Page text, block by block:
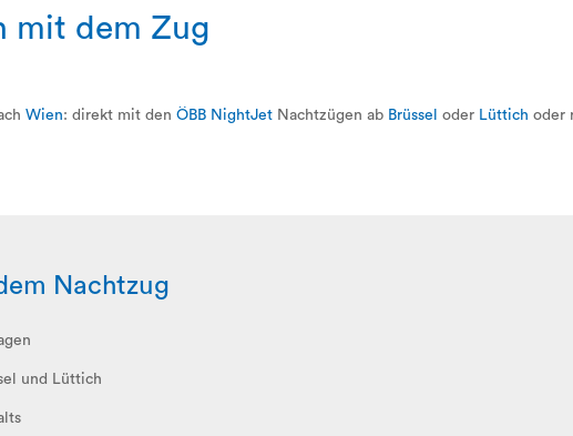
mit dem Zug
Wien: direkt mit den ÖBB NightJet Nachtzügen ab Brüssel oder Lüttich oder
Nachtzug
und Lüttich